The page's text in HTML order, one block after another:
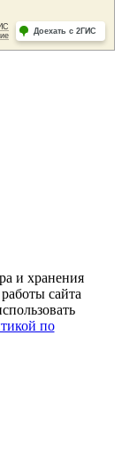
и хранения
сайта
по